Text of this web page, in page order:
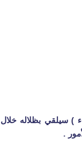
) سيلقي بظلاله خلال
.